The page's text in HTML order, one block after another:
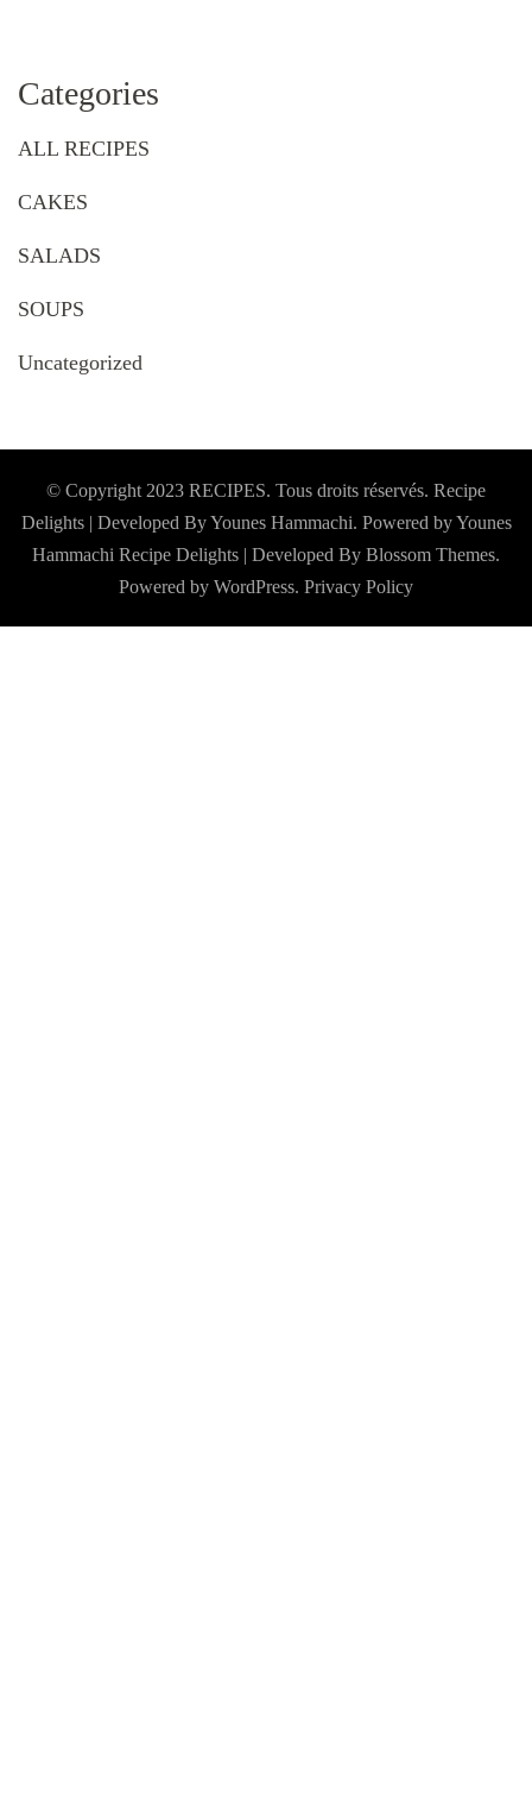
Categories
ALL RECIPES
CAKES
SALADS
SOUPS
Uncategorized
© Copyright 2023 RECIPES. Tous droits réservés. Recipe
Delights | Developed By Younes Hammachi. Powered by Younes
Hammachi Recipe Delights | Developed By Blossom Themes.
Powered by WordPress. Privacy Policy